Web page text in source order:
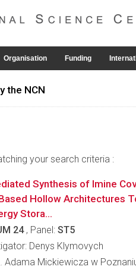
Organisation Funding
the NCN
your search criteria :
Synthesis of Imine
Hollow Architectures
Stora...
24, Panel: ST5
Denys Klymovych
Adama Mickiewicza w